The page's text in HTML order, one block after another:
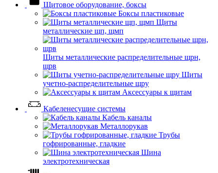
Щитовое оборудование, боксы
Боксы пластиковые
Щиты
металлические щп, щмп
Щиты металлические распределительные щрн,
щрв
Щиты
учетно-распределительные щру
Аксессуары к щитам
Кабеленесущие системы
Кабель каналы
Металлорукав
Трубы
гофрированные, гладкие
Шина
электротехническая